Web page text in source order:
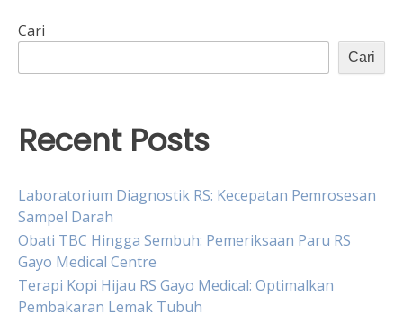
Cari
Cari
Recent Posts
Laboratorium Diagnostik RS: Kecepatan Pemrosesan
Sampel Darah
Obati TBC Hingga Sembuh: Pemeriksaan Paru RS
Gayo Medical Centre
Terapi Kopi Hijau RS Gayo Medical: Optimalkan
Pembakaran Lemak Tubuh